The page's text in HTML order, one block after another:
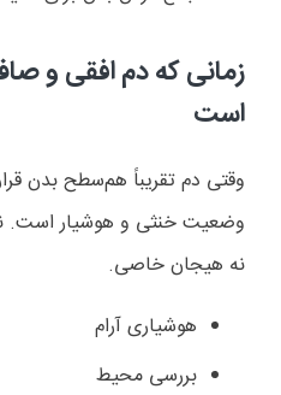
زمانی که دم افقی و
است
وقتی دم تقریباً هم‌سطح بدن
وضعیت خنثی و هوشیار است.
نه هیجان خاصی.
هوشیاری آرام
بررسی محیط